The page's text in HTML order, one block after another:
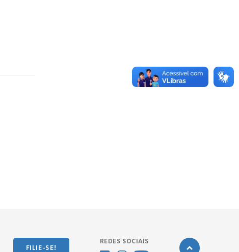
FILIE-SE!
REDES SOCIAIS